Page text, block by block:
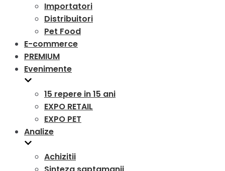
Importatori
Distribuitori
Pet Food
E-commerce
PREMIUM
Evenimente
15 repere in 15 ani
EXPO RETAIL
EXPO PET
Analize
Achizitii